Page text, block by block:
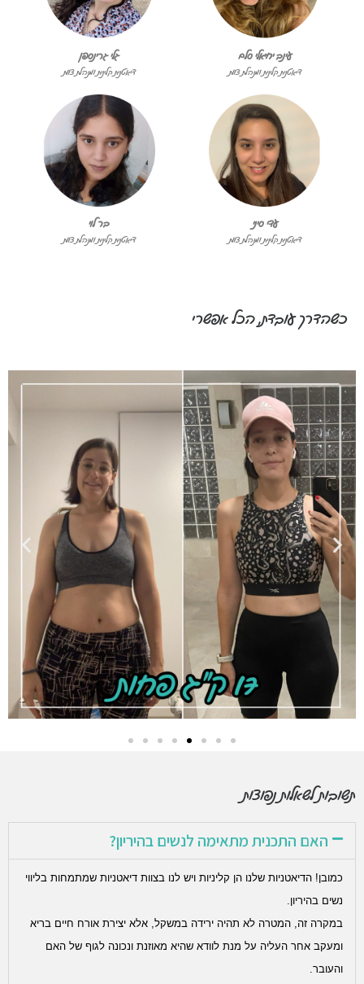
עינב יחיאלי סלם
דיאטנית קלינית ומנהלת צוות
עדי סיני
דיאטנית קלינית ומנהלת צוות
גלי גרינספן
דיאטנית קלינית ומנהלת צוות
בר לוי
דיאטנית קלינית ומנהלת צוות
כשהדרך עובדת, הכל אפשרי
תשובות לשאלות נפוצות
האם התכנית מתאימה לנשים בהיריון?
כמובן! הדיאטניות שלנו הן קליניות ויש לנו בצוות דיאטניות שמתמחות בליווי
נשים בהיריון.
במקרה זה, המטרה לא תהיה ירידה במשקל, אלא יצירת אורח חיים בריא
ומעקב אחר העליה על מנת לוודא שהיא מאוזנת ונכונה לגוף של האם
והעובר.